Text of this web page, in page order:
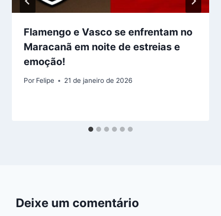
Flamengo e Vasco se enfrentam no
Maracanã em noite de estreias e
emoção!
Por Felipe 21 de janeiro de 2026
Deixe um comentário